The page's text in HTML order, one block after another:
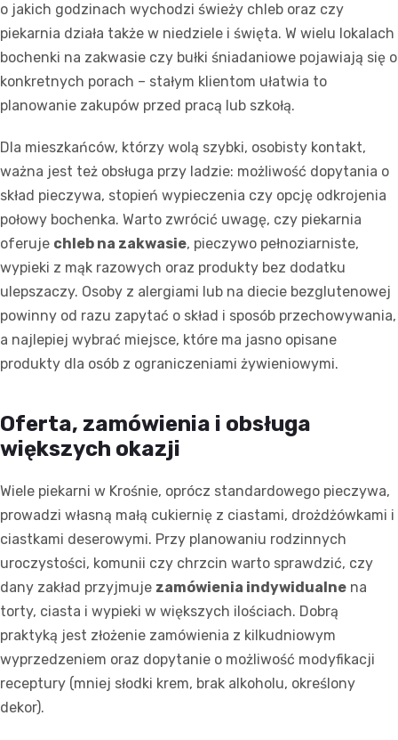
o jakich godzinach wychodzi świeży chleb oraz czy
piekarnia działa także w niedziele i święta. W wielu lokalach
bochenki na zakwasie czy bułki śniadaniowe pojawiają się o
konkretnych porach – stałym klientom ułatwia to
planowanie zakupów przed pracą lub szkołą.
Dla mieszkańców, którzy wolą szybki, osobisty kontakt,
ważna jest też obsługa przy ladzie: możliwość dopytania o
skład pieczywa, stopień wypieczenia czy opcję odkrojenia
połowy bochenka. Warto zwrócić uwagę, czy piekarnia
oferuje chleb na zakwasie, pieczywo pełnoziarniste,
wypieki z mąk razowych oraz produkty bez dodatku
ulepszaczy. Osoby z alergiami lub na diecie bezglutenowej
powinny od razu zapytać o skład i sposób przechowywania,
a najlepiej wybrać miejsce, które ma jasno opisane
produkty dla osób z ograniczeniami żywieniowymi.
Oferta, zamówienia i obsługa
większych okazji
Wiele piekarni w Krośnie, oprócz standardowego pieczywa,
prowadzi własną małą cukiernię z ciastami, drożdżówkami i
ciastkami deserowymi. Przy planowaniu rodzinnych
uroczystości, komunii czy chrzcin warto sprawdzić, czy
dany zakład przyjmuje zamówienia indywidualne na
torty, ciasta i wypieki w większych ilościach. Dobrą
praktyką jest złożenie zamówienia z kilkudniowym
wyprzedzeniem oraz dopytanie o możliwość modyfikacji
receptury (mniej słodki krem, brak alkoholu, określony
dekor).